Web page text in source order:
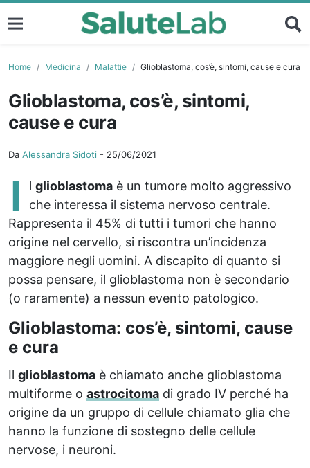
Home Medicina Malattie Glioblastoma, cos’è, sintomi, cause e cura
Glioblastoma, cos’è, sintomi,
cause e cura
Da Alessandra Sidoti - 25/06/2021
I l glioblastoma è un tumore molto aggressivo
che interessa il sistema nervoso centrale.
Rappresenta il 45% di tutti i tumori che hanno
origine nel cervello, si riscontra un’incidenza
maggiore negli uomini. A discapito di quanto si
possa pensare, il glioblastoma non è secondario
(o raramente) a nessun evento patologico.
Glioblastoma: cos’è, sintomi, cause
e cura
Il glioblastoma è chiamato anche glioblastoma
multiforme o astrocitoma di grado IV perché ha
origine da un gruppo di cellule chiamato glia che
hanno la funzione di sostegno delle cellule
nervose, i neuroni.